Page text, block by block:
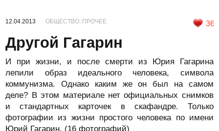
12.04.2013 ОБЩЕСТВО::ПРОЧЕЕ 36
Другой Гагарин
И при жизни, и после смерти из Юрия Гагарина
лепили образ идеального человека, символа
коммунизма. Однако каким же он был на самом
деле? В этом материале нет официальных снимков
и стандартных карточек в скафандре. Только
фотографии из жизни простого человека по имени
Юрий Гагарин. (16 фотографий)